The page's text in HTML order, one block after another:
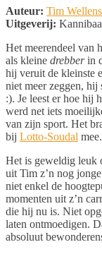
Auteur: Tim Wellens
Uitgeverij:
Het meerendeel van
als kleine drebberin
hij veruit de kleinste
niet meer zeggen,
:). Je leest er hoe hij
werd net iets
van zijn sport. Het
bij Lotto-Soudal mee.
Het is geweldig leuk
uit Tim z’n nog
niet enkel de
momenten uit z’n
die hij nu is. Niet
laten ontmoedigen.
absoluut